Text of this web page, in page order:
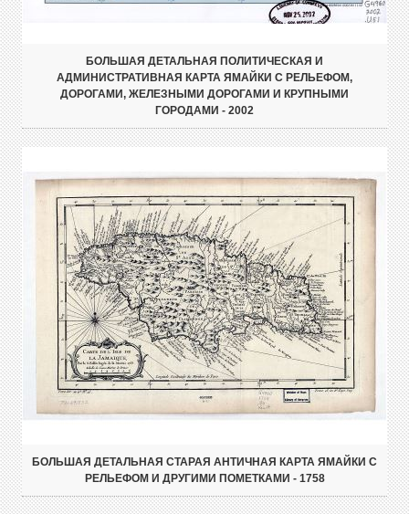
БОЛЬШАЯ ДЕТАЛЬНАЯ ПОЛИТИЧЕСКАЯ И
АДМИНИСТРАТИВНАЯ КАРТА ЯМАЙКИ С РЕЛЬЕФОМ,
ДОРОГАМИ, ЖЕЛЕЗНЫМИ ДОРОГАМИ И КРУПНЫМИ
ГОРОДАМИ - 2002
БОЛЬШАЯ ДЕТАЛЬНАЯ СТАРАЯ АНТИЧНАЯ КАРТА ЯМАЙКИ С
РЕЛЬЕФОМ И ДРУГИМИ ПОМЕТКАМИ - 1758